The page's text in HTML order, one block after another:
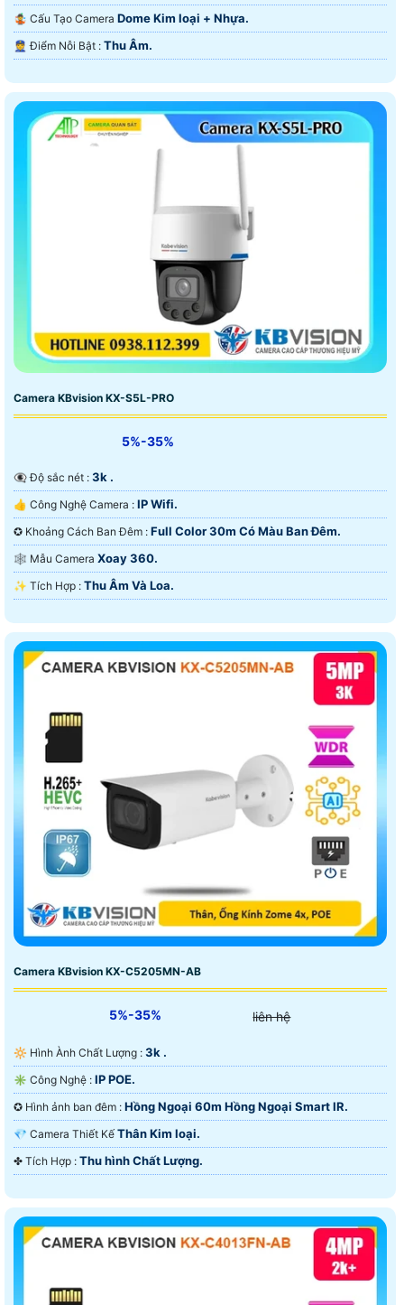
🤹 Cấu Tạo Camera Dome Kim loại + Nhựa.
️👮 Điểm Nỗi Bật : Thu Âm.
Camera KBvision KX-S5L-PRO
5%-35%
👁️‍🗨 Độ sắc nét : 3k .
👍 Công Nghệ Camera : IP Wifi.
✪ Khoảng Cách Ban Đêm : Full Color 30m Có Màu Ban Ðêm.
🕸️ Mẫu Camera Xoay 360.
️✨ Tích Hợp : Thu Âm Và Loa.
Camera KBvision KX-C5205MN-AB
5%-35% liên hệ
🔆 Hình Ành Chất Lượng : 3k .
✳️ Công Nghệ : IP POE.
✪ Hình ảnh ban đêm : Hồng Ngoại 60m Hồng Ngoại Smart IR.
💎 Camera Thiết Kế Thân Kim loại.
️✤ Tích Hợp : Thu hình Chất Lượng.